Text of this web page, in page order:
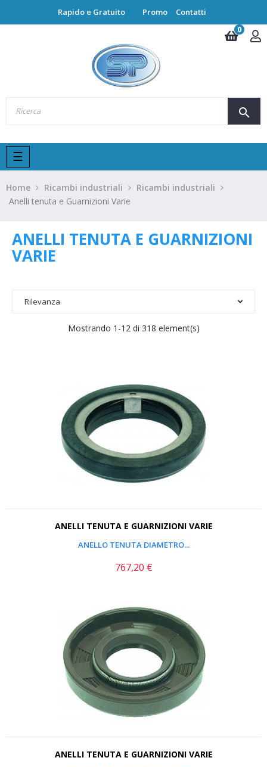
Rapido e Gratuito Promo Contatti
search
0
navigazione
Toggle
☰
Home Ricambi industriali
Ricambi industriali
Anelli tenuta e Guarnizioni Varie
ANELLI TENUTA E GUARNIZIONI
VARIE
Rilevanza
Mostrando 1-12 di 318 element(s)
ANELLI TENUTA E GUARNIZIONI VARIE
ANELLO TENUTA DIAMETRO...
Prezzo
767,20 €
ANELLI TENUTA E GUARNIZIONI VARIE